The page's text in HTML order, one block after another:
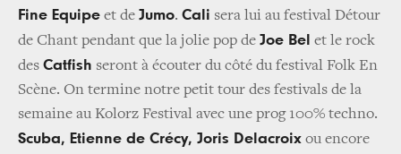
Fine Equipe et de Jumo. Cali sera lui au festival Détour
de Chant pendant que la jolie pop de Joe Bel et le rock
des Catfish seront à écouter du côté du festival Folk En
Scène. On termine notre petit tour des festivals de la
semaine au Kolorz Festival avec une prog 100% techno.
Scuba, Etienne de Crécy, Joris Delacroix ou encore